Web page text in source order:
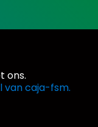
ons.
van caja-fsm.